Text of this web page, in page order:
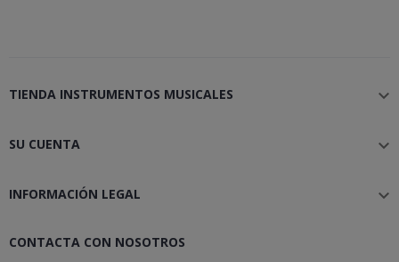
TIENDA INSTRUMENTOS MUSICALES 
SU CUENTA 
INFORMACIÓN LEGAL 
CONTACTA CON NOSOTROS